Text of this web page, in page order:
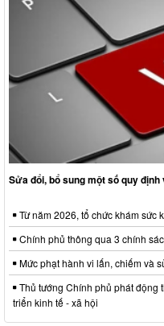
Sửa đổi, bổ sung một số quy
Từ năm 2026, tổ chức khám sức
Chính phủ thông qua 3 chính
Mức phạt hành vi lấn, chiếm và
Thủ tướng Chính phủ phát động
triển kinh tế - xã hội